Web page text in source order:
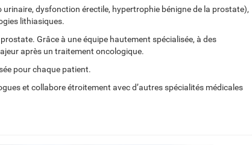
dysfonction érectile, hypertrophie bénigne de la prostate),
lithiasiques.
Grâce à une équipe hautement spécialisée, à des
après un traitement oncologique.
pour chaque patient.
et collabore étroitement avec d’autres spécialités médicales